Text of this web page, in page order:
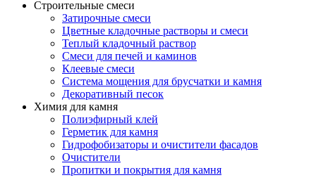
Строительные смеси
Затирочные смеси
Цветные кладочные растворы и смеси
Теплый кладочный раствор
Смеси для печей и каминов
Клеевые смеси
Система мощения для брусчатки и камня
Декоративный песок
Химия для камня
Полиэфирный клей
Герметик для камня
Гидрофобизаторы и очистители фасадов
Очистители
Пропитки и покрытия для камня